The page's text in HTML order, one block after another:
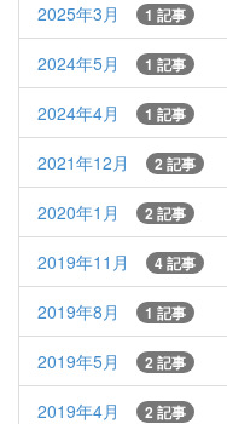
2025年3月 1 記事
2024年5月 1 記事
2024年4月 1 記事
2021年12月 2 記事
2020年1月 2 記事
2019年11月 4 記事
2019年8月 1 記事
2019年5月 2 記事
2019年4月 2 記事